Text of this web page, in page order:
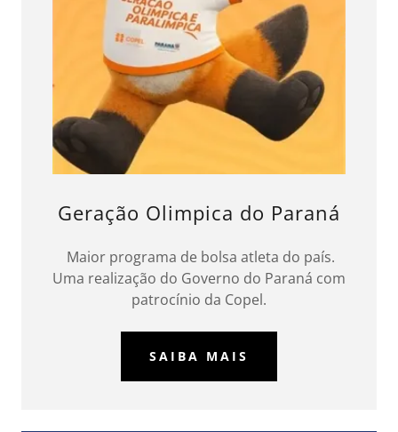
Geração Olimpica do Paraná
Maior programa de bolsa atleta do país.
Uma realização do Governo do Paraná com
patrocínio da Copel.
SAIBA MAIS